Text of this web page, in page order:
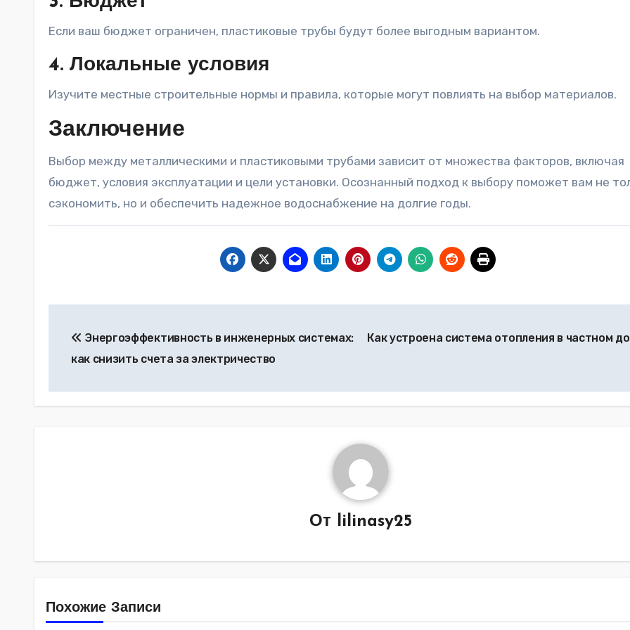
Если ваш бюджет ограничен, пластиковые трубы будут более выгодным вариантом.
4. Локальные условия
Изучите местные строительные нормы и правила, которые могут повлиять на выбор материалов.
Заключение
Выбор между металлическими и пластиковыми трубами зависит от множества факторов, включая
бюджет, условия эксплуатации и цели установки. Осознанный подход к выбору поможет вам не
сэкономить, но и обеспечить надежное водоснабжение на долгие годы.
по
Энергоэффективность в инженерных системах:
как снизить счета за электричество
Как устроена система отопления в частном
От lilinasy25
Похожие Записи